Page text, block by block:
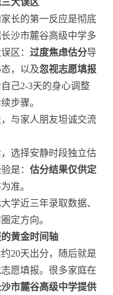
长的第一反应是彻底
沙市麓谷高级中学多
区： 过度焦虑估分导
，以及忽视志愿填报
己2-3天的身心调整
步骤。
与家人朋友坦诚交流
选择安静时段独立估
是： 估分结果仅供定
准。
学近三年录取数据、
定方向。
黄金时间轴
20天出分，随后就是
愿填报。很多家庭在
沙市麓谷高级中学提供